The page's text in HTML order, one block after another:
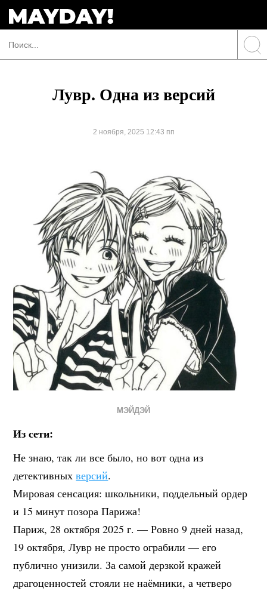
Лувр. Одна из версий
2 ноября, 2025 12:43 пп
МЭЙДЭЙ
Из сети:
Не знаю, так ли все было, но вот одна из
детективныхверсий.
Мировая сенсация: школьники, поддельный ордер
и 15 минут позора Парижа!
Париж, 28 октября 2025 г. — Ровно 9 дней назад,
19 октября, Лувр не просто ограбили — его
публично унизили. За самой дерзкой кражей
драгоценностей стояли не наёмники, а четверо